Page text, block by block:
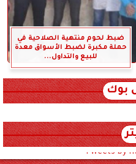
ضبط لحوم منتهية الصلاحية في
حملة مكبرة لضبط الأسواق معدة
للبيع والتداول...
بوك
Tweets by